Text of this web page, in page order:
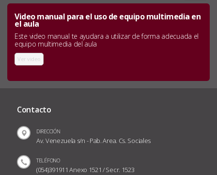
Video manual para el uso de equipo multimedia en
el aula
Este video manual te ayudara a utilizar de forma adecuada el
equipo multimedia del aula
Ver video
Contacto
DIRECCIÓN
Av. Venezuela s/n - Pab. Area. Cs. Sociales
TELÉFONO
(054)391911 Anexo 1521 / Secr. 1523